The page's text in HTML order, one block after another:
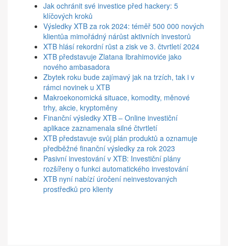
Jak ochránit své investice před hackery: 5
klíčových kroků
Výsledky XTB za rok 2024: téměř 500 000 nových
klientůa mimořádný nárůst aktivních investorů
XTB hlásí rekordní růst a zisk ve 3. čtvrtletí 2024
XTB představuje Zlatana Ibrahimoviće jako
nového ambasadora
Zbytek roku bude zajímavý jak na trzích, tak i v
rámci novinek u XTB
Makroekonomická situace, komodity, měnové
trhy, akcie, kryptoměny
Finanční výsledky XTB – Online investiční
aplikace zaznamenala silné čtvrtletí
XTB představuje svůj plán produktů a oznamuje
předběžné finanční výsledky za rok 2023
Pasivní investování v XTB: Investiční plány
rozšířeny o funkci automatického investování
XTB nyní nabízí úročení neinvestovaných
prostředků pro klienty